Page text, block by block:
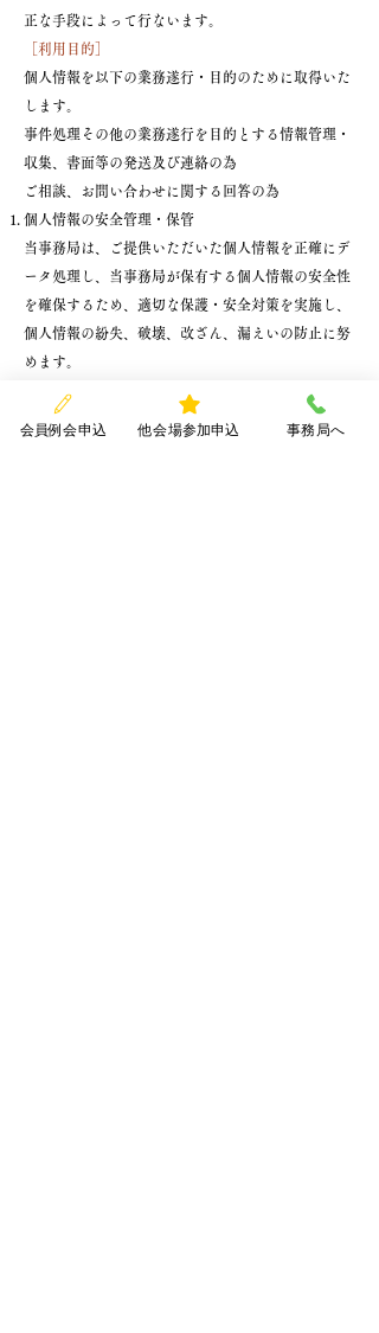
正な手段によって行ないます。
［利用目的］
個人情報を以下の業務遂行・目的のために取得いた
します。
事件処理その他の業務遂行を目的とする情報管理・
収集、書面等の発送及び連絡の為
ご相談、お問い合わせに関する回答の為
個人情報の安全管理・保管
当事務局は、ご提供いただいた個人情報を正確にデ
ータ処理し、当事務局が保有する個人情報の安全性
を確保するため、適切な保護・安全対策を実施し、
個人情報の紛失、破壊、改ざん、漏えいの防止に努
めます。
個人情報について、利用者様ご本人の同意を得ずに
会員例会申込 他会場参加申込 事務局へ